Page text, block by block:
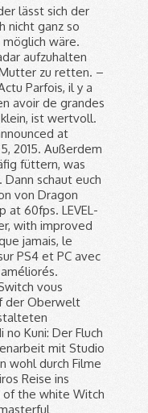
zur verbesserten PS4- respektive PC-Version greifen sollte. All-Star production - LEVEL-5's mastery of the RPG genre is combined with studio ghibli's world-class animation and music composed by the … Ni no Kuni: Wrath of the White Witch Remastered frame rate. 1. share. unserer Gesellen ist nämlich ziemlich durchwachsen, strategisches Vorgehen ist kaum möglich. I saw that Ni No Kuni was only $15 on Switch eShop right now. 5 hours in and the game is smooth and I think is the best looking game in portable. Ni no Kuni : La Vengeance de la Sorcière Céleste met un point d'honneur à s'inspirer d'une longue tradition de jeux de rôle japonais, afin de conforter ses visiteurs dans un double monde imaginaire où ils retrouveront beaucoup de leurs repères, préférant trop souvent le terrain connu à la terre inconnue. My purchasing decision lies in your hands. Ni no Kuni PS4 vs Nintendo Switch graphics. Zwei weitere Recken schließen sich im Verlauf von Ni no Kuni unserer Reise an. Damit werden personenbezogene Daten an Drittplattformen übermittelt. The first is a true 4K mode at 30fps which looks stunning. It does. Bump, anyone else confirm it runs smoothly? Ni no Kuni: Wrath of the White Witch Remastered (Multi-Language) * REMASTERED VISUALS - Improved graphics and performance * ALL-STAR PRODUCTION - LEVEL-5's mastery of the RPG genre is combined with Studio Ghibi's world-class animation and music composed by the renowned Joe Hisaishi * CAPTIVATING STORY - A charming yet tragic tale unfolds through the use of animation storyboarded … Möchtest du diese Seite als Startseite festlegen? If you’re playing on a PS4 Pro with a 1080p display, go with the 1440p mode for the performance boost. Eh bien pour la version Nintendo Switch, pas grand chose, puisque c’est juste un portage de la version PS3. Tröpfchen - durch seinen großartigen walisischen Dialekt übrigens der Hauptgrund, die englische Synchronisation zu verwenden - wurde von dem bösartigen Dschinn Shadar als Plüschversion in unsere Welt verfrachtet. hide. I had similar issues, however it was due to the read speed of the hard-drive that Ni no kuni was sat on. Ni no Kuni Wrath of the White Witch Remastered – Journey back to the other world in Ni no Kuni: Wrath of the White Witch™ Remastered. Stable 30fps all the way. by Howard Grossman | Jan 22, ... Ni no Kuni: Wrath of the White Witch - [Switch Digital Code] ESRB Rating: Everyone 10+ | Sep 20, 2019 | by BANDAI NAMCO Entertainment. Budgets, auf die wir leider angewiesen sind, wenn wir PC Games auch in Zukunft in gewohnter Form kostenlos anbieten wollen. Ordentliches Haushalten ist also unabdingbar - im JRPG-Genre nicht unbedingt ein weit verbreiteter Umstand! Performance is great in the first hour. ALL RIGHTS RESERVED. Besitzt man jedoch ausschließlich eine Nintendo-Switch, wird man den fehlenden Anpassungen zum Trotz auch